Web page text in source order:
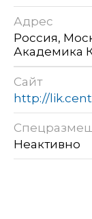
Адрес
Россия,
Академика
Сайт
http://
Неактивно